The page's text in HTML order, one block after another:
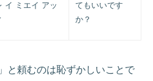
イ ミエイ アッ
てもいいです
か？
と頼むのは恥ずかしいことで